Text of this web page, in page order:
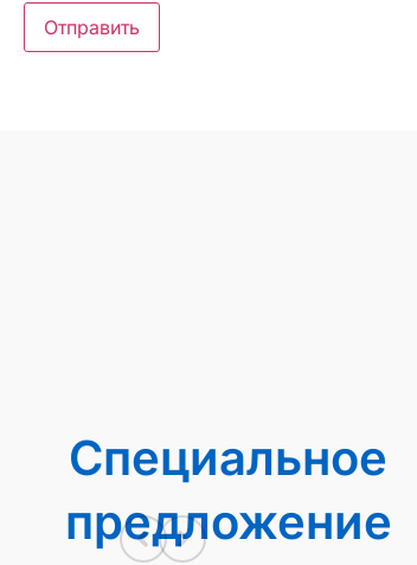
Специальное
предложение